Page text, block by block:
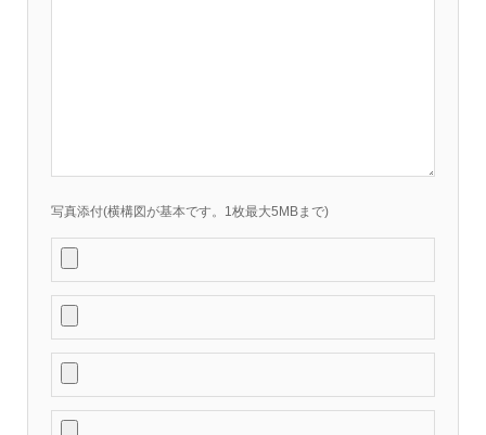
写真添付(横構図が基本です。1枚最大5MBまで)